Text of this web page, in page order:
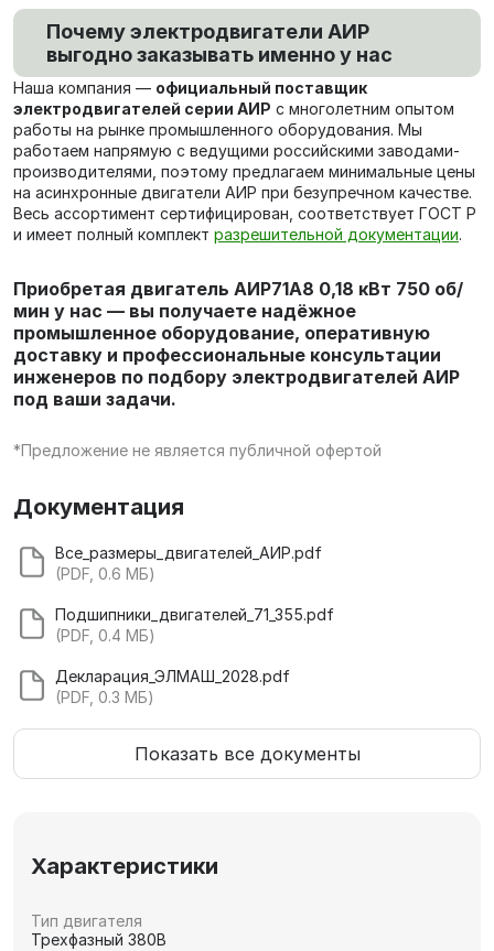
Почему электродвигатели АИР
выгодно заказывать именно у нас
Наша компания — официальный поставщик
электродвигателей серии АИР с многолетним опытом
работы на рынке промышленного оборудования. Мы
работаем напрямую с ведущими российскими заводами-
производителями, поэтому предлагаем минимальные цены
на асинхронные двигатели АИР при безупречном качестве.
Весь ассортимент сертифицирован, соответствует ГОСТ Р
и имеет полный комплект разрешительной документации.
Приобретая двигатель АИР71А8 0,18 кВт 750 об/
мин у нас — вы получаете надёжное
промышленное оборудование, оперативную
доставку и профессиональные консультации
инженеров по подбору электродвигателей АИР
под ваши задачи.
*Предложение не является публичной офертой
Документация
Все_размеры_двигателей_АИР.pdf
(PDF, 0.6 МБ)
Подшипники_двигателей_71_355.pdf
(PDF, 0.4 МБ)
Декларация_ЭЛМАШ_2028.pdf
(PDF, 0.3 МБ)
Показать все документы
Характеристики
Тип двигателя
Трехфазный 380В